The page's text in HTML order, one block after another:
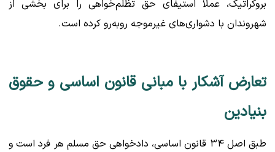
بروکراتیک، عملاً استیفای حق تظلم‌خواهی را برای بخشی از
شهروندان با دشواری‌های غیرموجه روبه‌رو کرده است.
تعارض آشکار با مبانی قانون اساسی و حقوق
بنیادین
طبق اصل ۳۴ قانون اساسی، دادخواهی حق مسلم هر فرد است و